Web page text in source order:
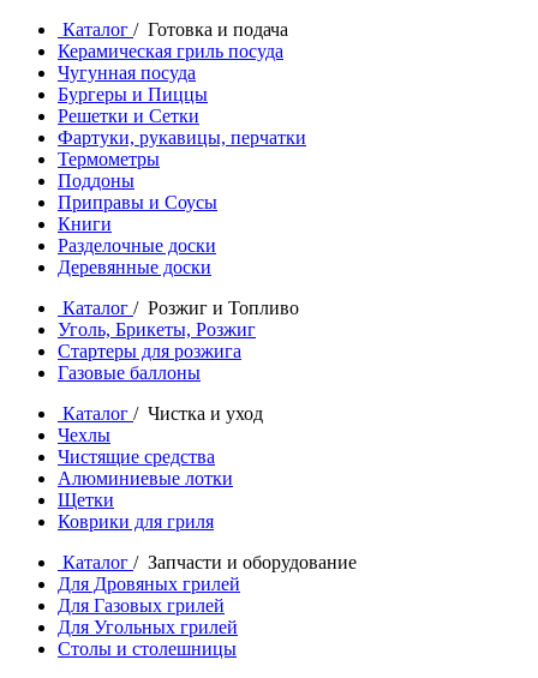
Каталог / Готовка и подача
Керамическая гриль посуда
Чугунная посуда
Бургеры и Пиццы
Решетки и Сетки
Фартуки, рукавицы, перчатки
Термометры
Поддоны
Приправы и Соусы
Книги
Разделочные доски
Деревянные доски
Каталог / Розжиг и Топливо
Уголь, Брикеты, Розжиг
Стартеры для розжига
Газовые баллоны
Каталог / Чистка и уход
Чехлы
Чистящие средства
Алюминиевые лотки
Щетки
Коврики для гриля
Каталог / Запчасти и оборудование
Для Дровяных грилей
Для Газовых грилей
Для Угольных грилей
Столы и столешницы